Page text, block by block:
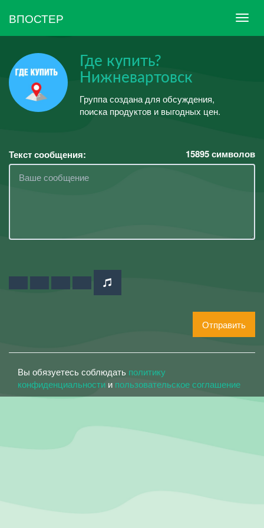
ВПОСТЕР
Где купить?
Нижневартовск
Группа создана для обсуждения,
поиска продуктов и выгодных цен.
Текст сообщения: 15895символов
Отправить
Вы обязуетесь соблюдать политику
конфиденциальности и пользовательское соглашение